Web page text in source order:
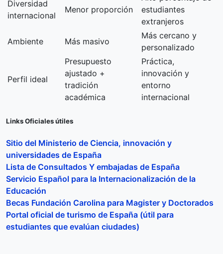
Diversidad
internacional
Menor proporción
estudiantes
extranjeros
Ambiente
Más masivo
Más cercano y
personalizado
Perfil ideal
Presupuesto
ajustado +
tradición
académica
Práctica,
innovación y
entorno
internacional
Links Oficiales útiles
Sitio del Ministerio de Ciencia, innovación y
universidades de España
Lista de Consultados Y embajadas de España
Servicio Español para la Internacionalización de la
Educación
Becas Fundación Carolina para Magister y Doctorados
Portal oficial de turismo de España (útil para
estudiantes que evalúan ciudades)